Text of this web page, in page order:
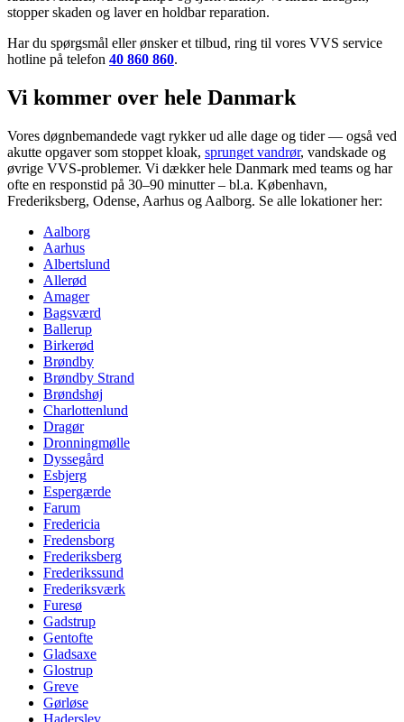
stopper skaden og laver en holdbar reparation.
Har du spørgsmål eller ønsker et tilbud, ring til vores VVS service
hotline på telefon 40 860 860.
Vi kommer over hele Danmark
Vores døgnbemandede vagt rykker ud alle dage og tider — også ved
akutte opgaver som stoppet kloak, sprunget vandrør, vandskade og
øvrige VVS-problemer. Vi dækker hele Danmark med teams og har
ofte en responstid på 30–90 minutter – bl.a. København,
Frederiksberg, Odense, Aarhus og Aalborg. Se alle lokationer her:
Aalborg
Aarhus
Albertslund
Allerød
Amager
Bagsværd
Ballerup
Birkerød
Brøndby
Brøndby Strand
Brøndshøj
Charlottenlund
Dragør
Dronningmølle
Dyssegård
Esbjerg
Espergærde
Farum
Fredericia
Fredensborg
Frederiksberg
Frederikssund
Frederiksværk
Furesø
Gadstrup
Gentofte
Gladsaxe
Glostrup
Greve
Gørløse
Haderslev